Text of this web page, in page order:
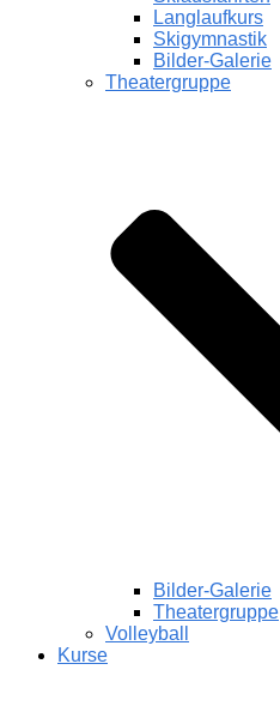
Langlaufkurs
Skigymnastik
Bilder-Galerie
Theatergruppe
Bilder-Galerie
Theatergruppe
Volleyball
Kurse